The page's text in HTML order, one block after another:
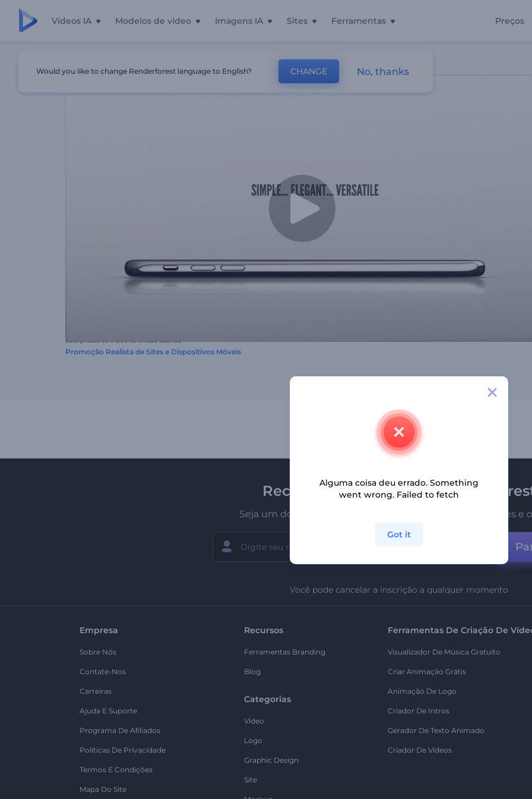
Vídeos IA Modelos de vídeo Imagens IA Sites Ferramentas Preços
Promoção Realista Para Aplicativos De Celular
Este preset de vídeo foi criado usando
Promoção Realista de Sites e Dispositivos Móveis
Receba a newsletter da
Seja um dos primeiros a receber nossas últimas novidades e
Você pode cancelar a inscrição a qualquer momento
Empresa
Sobre Nós
Contate-Nos
Carreiras
Ajuda E Suporte
Programa De Afiliados
Políticas De Privacidade
Termos E Condições
Mapa Do Site
Recursos
Ferramentas Branding
Blog
Categorias
Vídeo
Logo
Graphic Design
Site
Ferramentas De Criação De
Visualizador De Música Gratuito
Criar Animação Grátis
Animação De Logo
Criador De Intros
Gerador De Texto Animado
Criador De Vídeos
Would you like to change Renderforest language to English? CHANGE No, thanks
Alguma coisa deu errado. Something
went wrong. Failed to fetch
Got it